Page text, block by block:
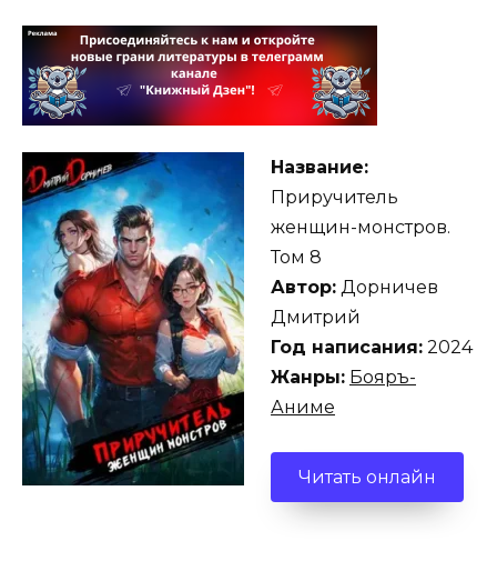
Название:
Приручитель
женщин-монстров.
Том 8
Автор: Дорничев
Дмитрий
Год написания: 2024
Жанры: Бояръ-
Аниме
Читать онлайн